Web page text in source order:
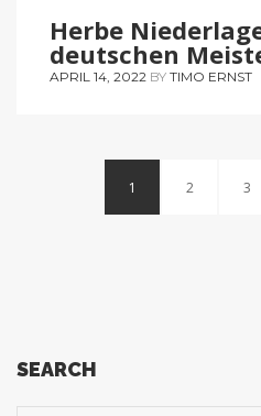
Herbe
deutschen
APRIL 14, 2022 BY TIMO ERNST
1 2 3
SEARCH